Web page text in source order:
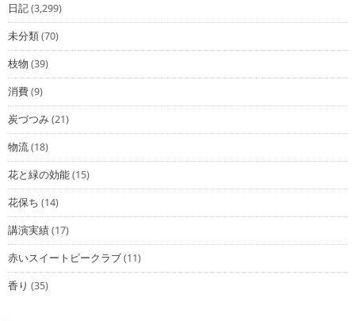
日記(3,299)
未分類(70)
枝物 (39)
消費(9)
炭づつみ(21)
物流(18)
花と緑の効能(15)
花保ち (14)
講演実績(17)
赤いスイートピークラブ(11)
香り (35)